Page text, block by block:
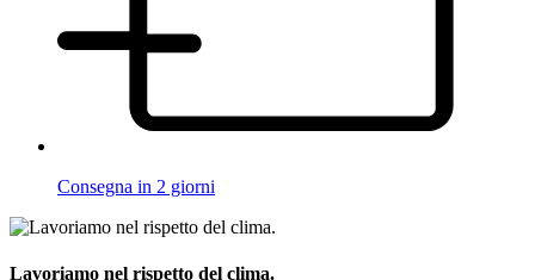
Consegna in 2 giorni
Lavoriamo nel rispetto del clima.